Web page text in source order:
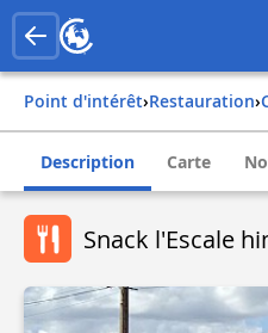
Point d'intérêt› Restauration›
Description Carte
Snack l'Escale